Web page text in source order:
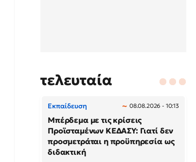
τελευταία
Εκπαίδευση 08.08.2026 - 10:13
Μπέρδεμα με τις κρίσεις
Προϊσταμένων ΚΕΔΑΣΥ: Γιατί δεν
προσμετράται η προϋπηρεσία ως
διδακτική